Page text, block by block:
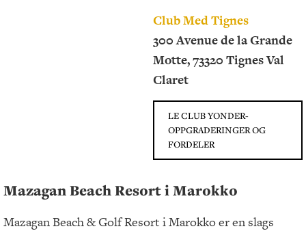
Club Med Tignes
300 Avenue de la Grande
Motte, 73320 Tignes Val
Claret
LE CLUB YONDER-
OPPGRADERINGER OG
FORDELER
Mazagan Beach Resort i Marokko
Mazagan Beach & Golf Resort i Marokko er en slags